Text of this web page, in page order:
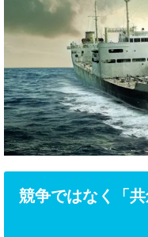
競争ではなく「